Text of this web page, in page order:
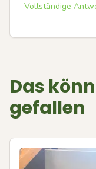
Vollständige
Das
gefallen